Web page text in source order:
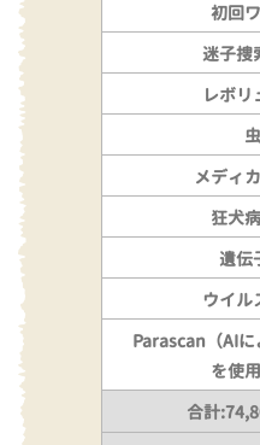
初回
迷子捜
レボリ
メディ
狂犬
遺伝
ウイル
Parascan（AIに
を使
合計